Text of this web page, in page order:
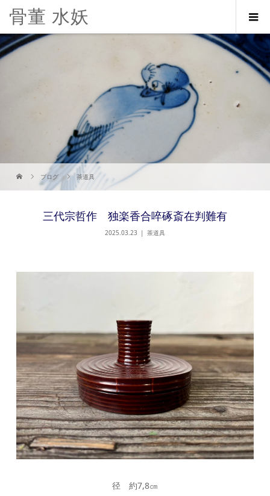
骨董 水妖
ブログ 茶道具
三代宗哲作 独楽香合啐硺斎在判難有
2025.03.23 茶道具
径 約7,8㎝